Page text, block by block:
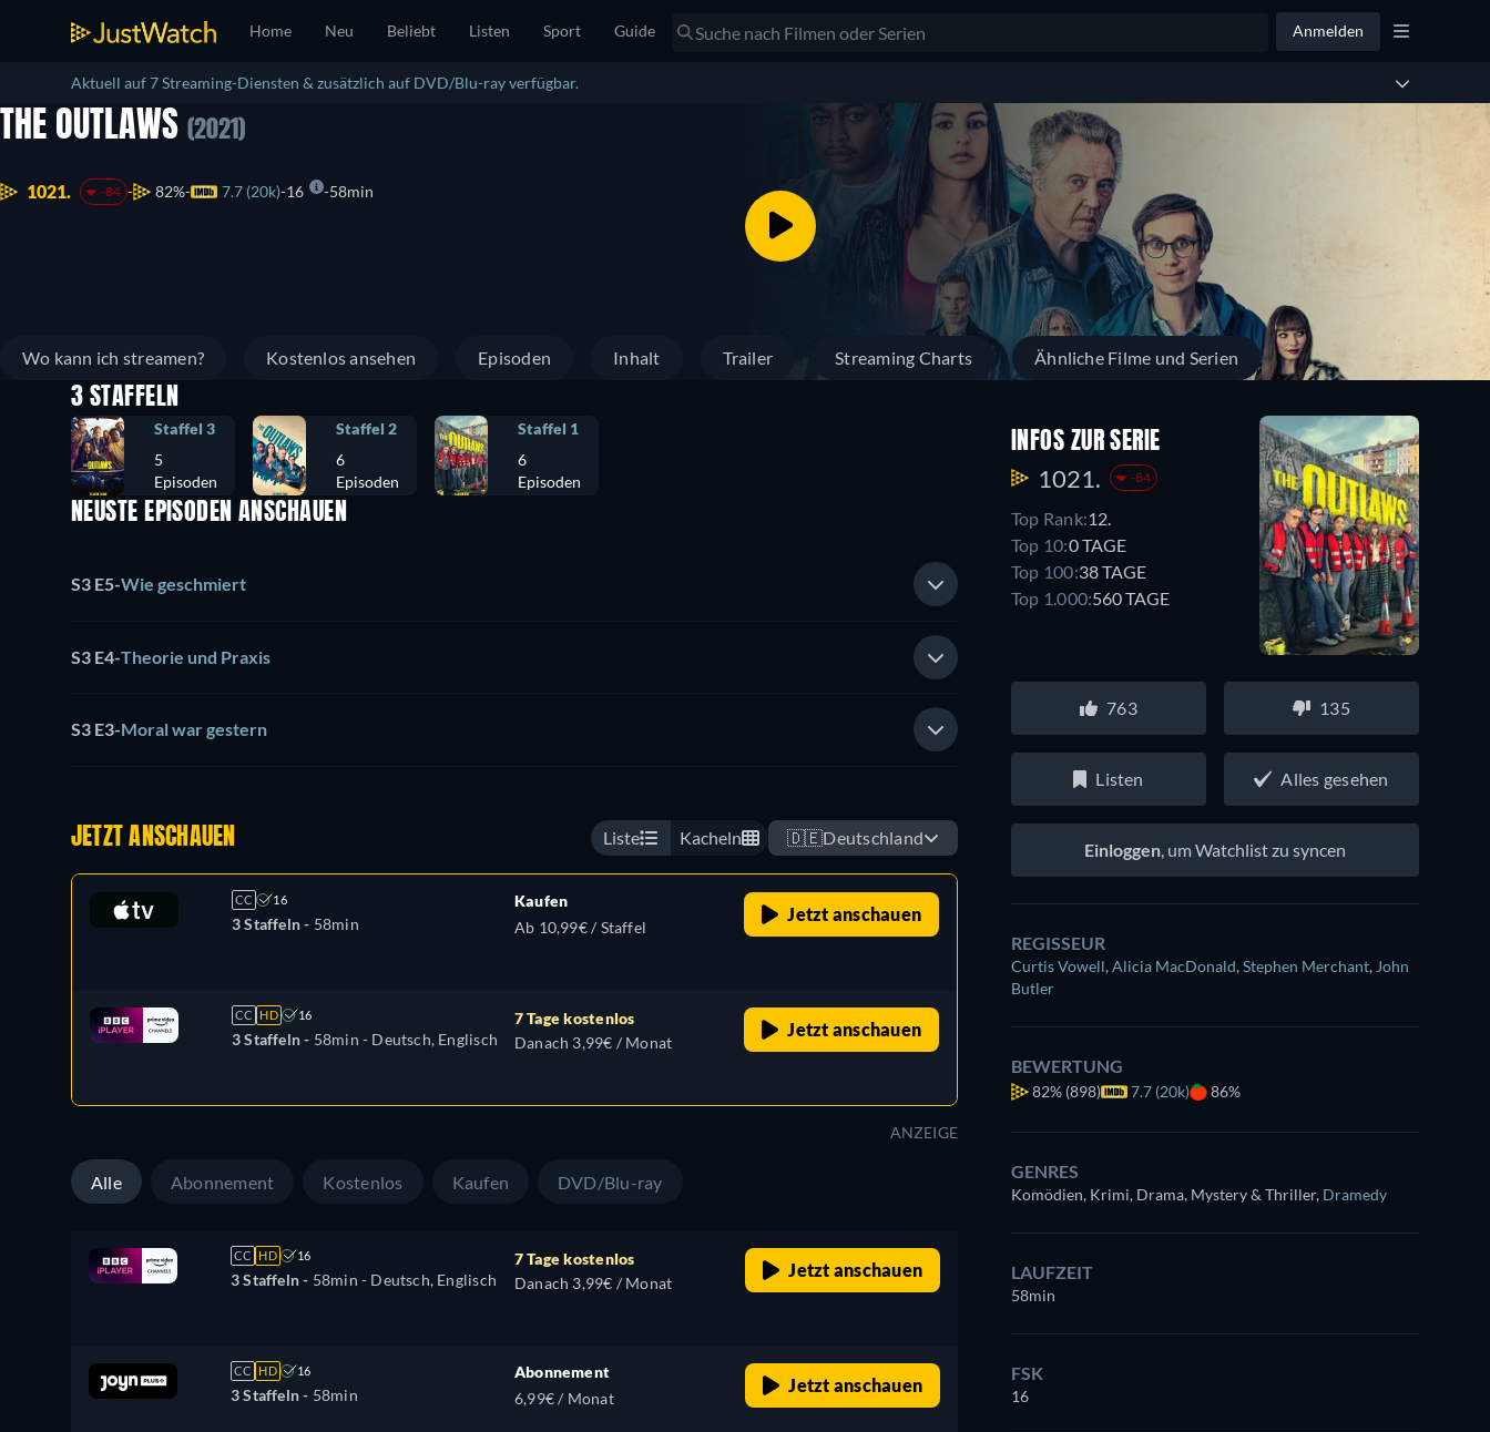
Home Neu Beliebt Listen Sport Guide Anmelden
Aktuell auf 7 Streaming-Diensten & zusätzlich auf DVD/Blu-ray verfügbar.
THE OUTLAWS (2021)
1021. -84 82% 7.7 (20k) 16 58min
Wo kann ich streamen? Kostenlos ansehen Episoden Inhalt Trailer Streaming Charts Ähnliche Filme und Serien
3 STAFFELN
Staffel 3
5
Episoden
Staffel 2
6
Episoden
Staffel 1
6
Episoden
NEUSTE EPISODEN ANSCHAUEN
S3 E5-Wie geschmiert
S3 E4-Theorie und Praxis
S3 E3-Moral war gestern
JETZT ANSCHAUEN Liste Kacheln 🇩🇪Deutschland
CC 16
3 Staffeln - 58min
Kaufen
Ab 10,99€ / Staffel
Jetzt anschauen
CC HD 16
3 Staffeln - 58min - Deutsch, Englisch
7 Tage kostenlos
Danach 3,99€ / Monat
Jetzt anschauen
ANZEIGE
Alle Abonnement Kostenlos Kaufen DVD/Blu-ray
CC HD 16
3 Staffeln - 58min - Deutsch, Englisch
7 Tage kostenlos
Danach 3,99€ / Monat
Jetzt anschauen
CC HD 16
3 Staffeln - 58min
Abonnement
6,99€ / Monat
Jetzt anschauen
INFOS ZUR SERIE
1021. -84
Top Rank:12.
Top 10:0 TAGE
Top 100:38 TAGE
Top 1.000:560 TAGE
763 135
Listen Alles gesehen
Einloggen, um Watchlist zu syncen
REGISSEUR
Curtis Vowell,Alicia MacDonald,Stephen Merchant, John
Butler
BEWERTUNG
82% (898) 7.7 (20k) 86%
GENRES
Komödien, Krimi, Drama, Mystery & Thriller, Dramedy
LAUFZEIT
58min
FSK
16